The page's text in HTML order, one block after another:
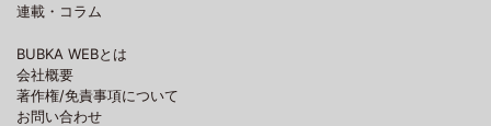
連載・コラム
BUBKA WEBとは
会社概要
著作権/免責事項について
お問い合わせ